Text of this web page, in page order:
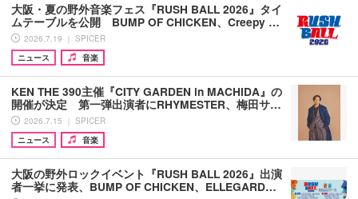
大阪・夏の野外音楽フェス『RUSH BALL 2026』タイ
ムテーブルを公開 BUMP OF CHICKEN、Creepy …
2026.7.19 ｜ SPICER
ニュース
音楽
KEN THE 390主催『CITY GARDEN in MACHIDA』の
開催が決定 第一弾出演者にRHYMESTER、梅田サ…
2026.7.15 ｜ SPICER
ニュース
音楽
大阪の野外ロックイベント『RUSH BALL 2026』出演
者一挙に発表、BUMP OF CHICKEN、ELLEGARD…